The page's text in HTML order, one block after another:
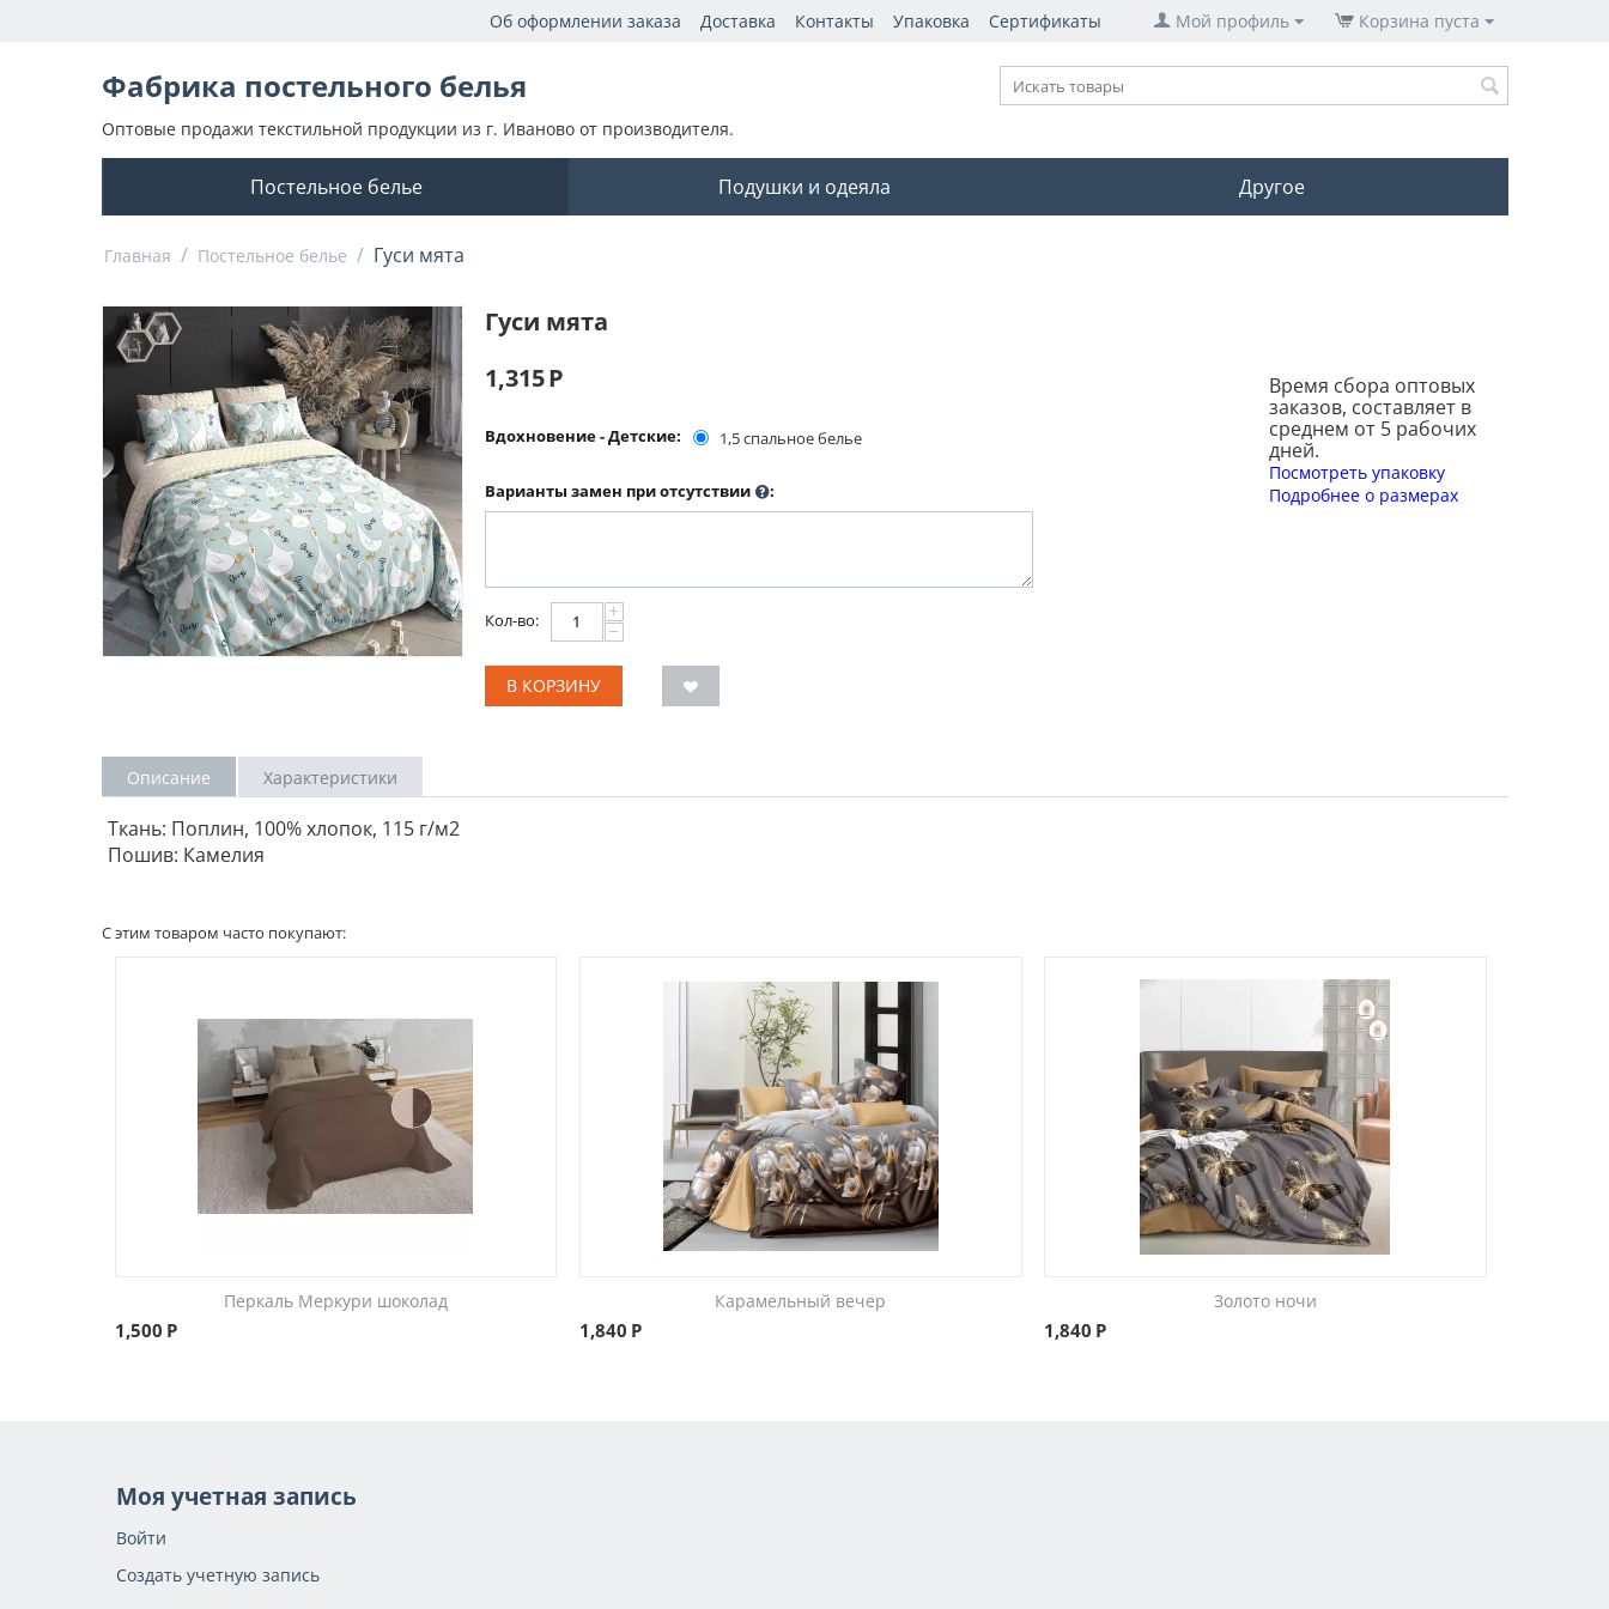
Корзина пуста
Мой профиль
Об оформлении заказа Доставка Контакты Упаковка Сертификаты
Фабрика постельного белья
Оптовые продажи текстильной продукции из г. Иваново от производителя.
Постельное белье Подушки и одеяла Другое
Главная / Постельное белье / Гуси мята
Гуси мята
Время сбора оптовых
заказов, составляет в
среднем от 5 рабочих
дней.
Посмотреть упаковку
Подробнее о размерах
1,315Р
Вдохновение - Детские: 1,5 спальное белье
Варианты замен при отсутствии :
Кол-во: +
−
В КОРЗИНУ
Описание Характеристики
Ткань: Поплин, 100% хлопок, 115 г/м2
Пошив: Камелия
С этим товаром часто покупают:
Перкаль Меркури шоколад
1,500 Р
Карамельный вечер
1,840 Р
Золото ночи
1,840 Р
Моя учетная запись
Войти
Создать учетную запись